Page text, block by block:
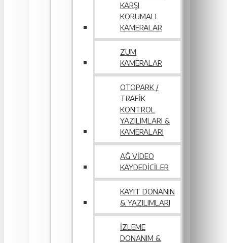
KARŞI
KORUMALI
KAMERALAR
ZUM
KAMERALAR
OTOPARK /
TRAFIK
KONTROL
YAZILIMLARI &
KAMERALARI
AĞ VIDEO
KAYDEDICILER
KAYIT DONANIN
& YAZILIMLARI
İZLEME
DONANIM &